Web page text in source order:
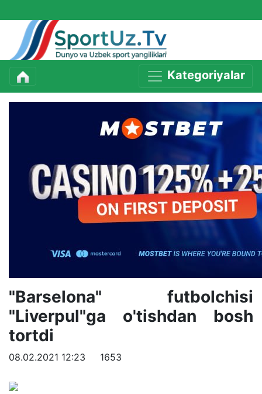
Kategoriyalar
"Barselona" futbolchisi
"Liverpul"ga o'tishdan bosh
tortdi
08.02.2021 12:23 1653